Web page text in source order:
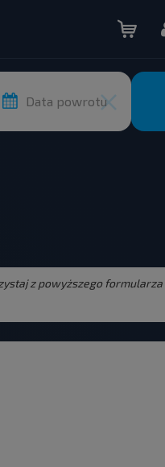
Data powrotu
z powyższego